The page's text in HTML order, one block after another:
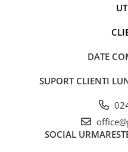
Conectori & mufe retea
Injectoare PoE
DATE
SUPORT CLIENTI
SOCIAL